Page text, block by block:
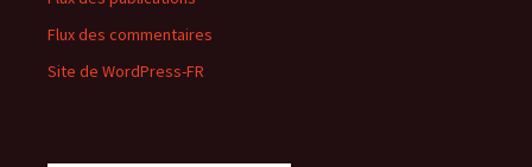
Flux des commentaires
Site de WordPress-FR